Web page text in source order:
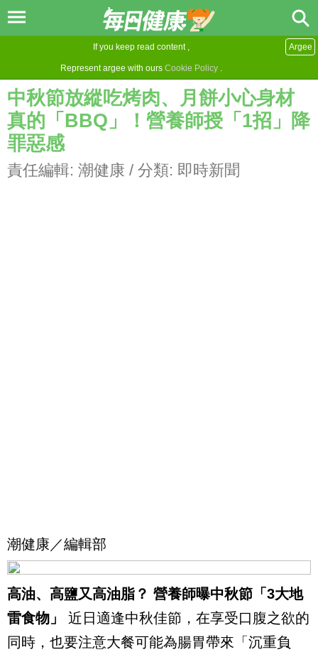
If you keep read content ,
Represent argee with ours Cookie Policy .
Argee
中秋節放縱吃烤肉、月餅小心身材
真的「BBQ」！營養師授「1招」降
罪惡感
責任編輯: 潮健康 / 分類: 即時新聞
潮健康／編輯部
高油、高鹽又高油脂？ 營養師曝中秋節「3大地
雷食物」 近日適逢中秋佳節，在享受口腹之欲的
同時，也要注意大餐可能為腸胃帶來「沉重負